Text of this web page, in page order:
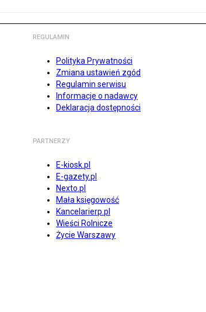
REGULAMIN
Polityka Prywatności
Zmiana ustawień zgód
Regulamin serwisu
Informacje o nadawcy
Deklaracja dostępności
PARTNERZY
E-kiosk.pl
E-gazety.pl
Nexto.pl
Mała księgowość
Kancelarierp.pl
Wieści Rolnicze
Życie Warszawy